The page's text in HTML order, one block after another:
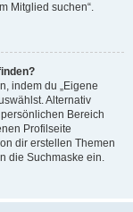
Mitglied suchen“.
indem du „Eigene
Alternativ
Bereich
Profilseite
dir erstellen Themen
die Suchmaske ein.